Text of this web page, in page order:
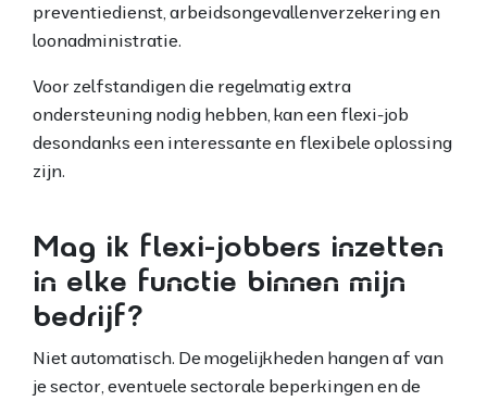
preventiedienst, arbeidsongevallenverzekering en
loonadministratie.
Voor zelfstandigen die regelmatig extra
ondersteuning nodig hebben, kan een flexi-job
desondanks een interessante en flexibele oplossing
zijn.
Mag ik flexi-jobbers inzetten
in elke functie binnen mijn
bedrijf?
Niet automatisch. De mogelijkheden hangen af van
je sector, eventuele sectorale beperkingen en de